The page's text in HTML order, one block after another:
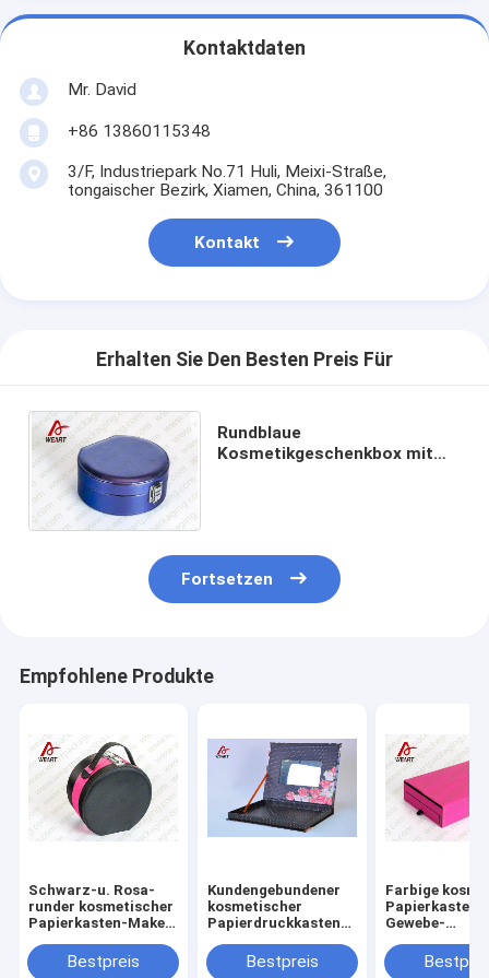
Kontaktdaten
Mr. David
+86 13860115348
3/F, Industriepark No.71 Huli, Meixi-Straße,
tongaischer Bezirk, Xiamen, China, 361100
Kontakt
Erhalten Sie Den Besten Preis Für
Rundblaue
Kosmetikgeschenkbox mit
Fortsetzen
Empfohlene Produkte
Schwarz-u. Rosa-
runder kosmetischer
Papierkasten-Make-
Durchmesser des
Spiegel-25cm
Bestpreis
Kundengebundener
kosmetischer
Papierdruckkasten
Bestpreis
Farbige
Papierkasten-
Gewebe-
Größe